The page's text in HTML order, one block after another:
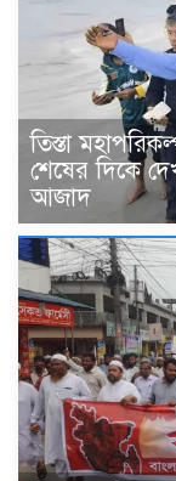
তিস্তা
শেষের দিকে
আজাদ